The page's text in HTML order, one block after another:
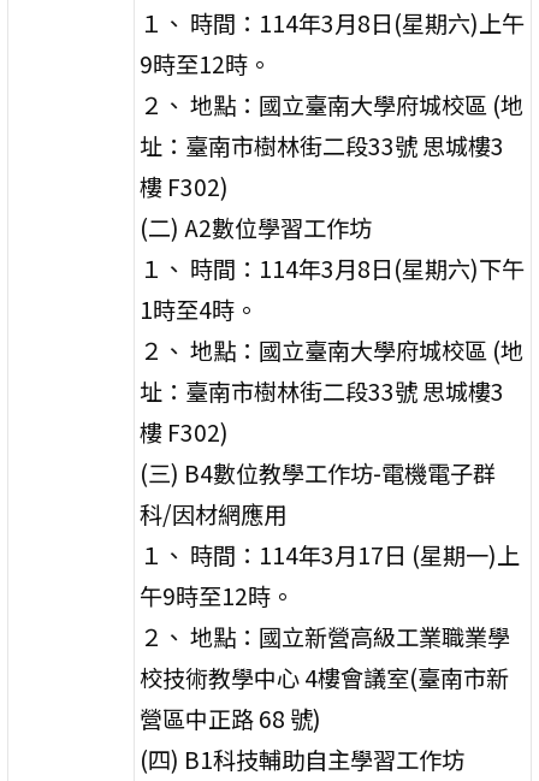
１、 時間：114年3月8日(星期六)上午
9時至12時。
２、 地點：國立臺南大學府城校區 (地
址：臺南市樹林街二段33號 思城樓3
樓 F302)
(二) A2數位學習工作坊
１、 時間：114年3月8日(星期六)下午
1時至4時。
２、 地點：國立臺南大學府城校區 (地
址：臺南市樹林街二段33號 思城樓3
樓 F302)
(三) B4數位教學工作坊-電機電子群
科/因材網應用
１、 時間：114年3月17日 (星期一)上
午9時至12時。
２、 地點：國立新營高級工業職業學
校技術教學中心 4樓會議室(臺南市新
營區中正路 68 號)
(四) B1科技輔助自主學習工作坊